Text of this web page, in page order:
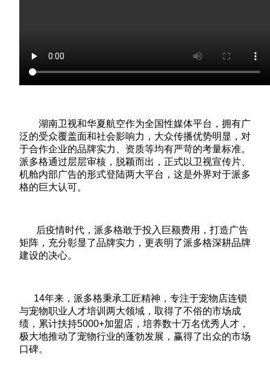
湖南卫视和华夏航空作为全国性媒体平台，拥有广
泛的受众覆盖面和社会影响力，大众传播优势明显，对
于合作企业的品牌实力、资质等均有严苛的考量标准。
派多格通过层层审核，脱颖而出，正式以卫视宣传片、
机舱内部广告的形式登陆两大平台，这是外界对于派多
格的巨大认可。
后疫情时代，派多格敢于投入巨额费用，打造广告
矩阵，充分彰显了品牌实力，更表明了派多格深耕品牌
建设的决心。
14年来，派多格秉承工匠精神，专注于宠物店连锁
与宠物职业人才培训两大领域，取得了不俗的市场成
绩，累计扶持5000+加盟店，培养数十万名优秀人才，
极大地推动了宠物行业的蓬勃发展，赢得了出众的市场
口碑。